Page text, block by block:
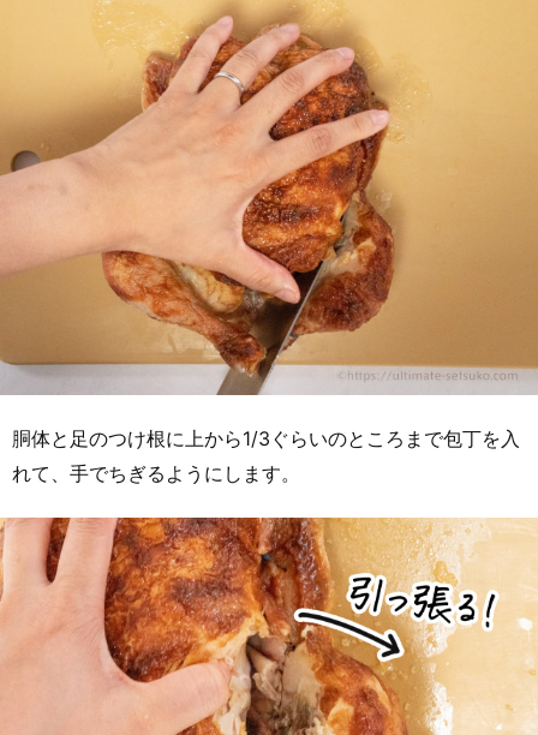
胴体と足のつけ根に上から1/3ぐらいのところまで包丁を入
れて、手でちぎるようにします。